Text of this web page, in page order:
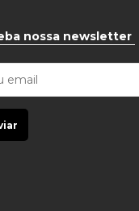
nossa newsletter